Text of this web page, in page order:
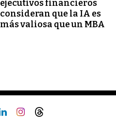
ejecutivos financieros
consideran que la IA es
más valiosa que un MBA